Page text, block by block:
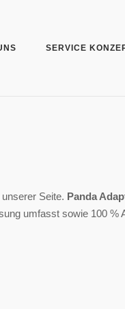
SERVICE
Seite. Panda
umfasst sowie 100